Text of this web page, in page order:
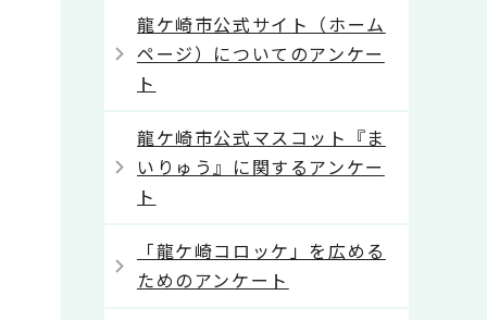
龍ケ崎市公式サイト（ホーム
ページ）についてのアンケー
ト
龍ケ崎市公式マスコット『ま
いりゅう』に関するアンケー
ト
「龍ケ崎コロッケ」を広める
ためのアンケート